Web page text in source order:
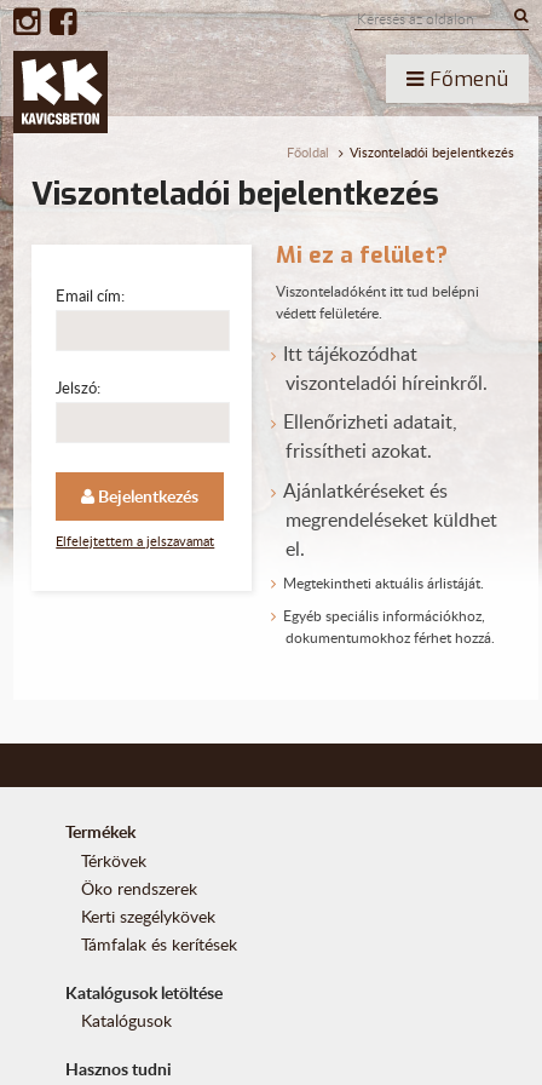
Főmenü
Főoldal Viszonteladói bejelentkezés
Viszonteladói bejelentkezés
Email cím:
Jelszó:
Bejelentkezés
Elfelejtettem a jelszavamat
Mi ez a felület?
Viszonteladóként itt tud belépni
védett felületére.
Itt tájékozódhat
viszonteladói híreinkről.
Ellenőrizheti adatait,
frissítheti azokat.
Ajánlatkéréseket és
megrendeléseket küldhet
el.
Megtekintheti aktuális árlistáját.
Egyéb speciális információkhoz,
dokumentumokhoz férhet hozzá.
Termékek
Térkövek
Öko rendszerek
Kerti szegélykövek
Támfalak és kerítések
Katalógusok letöltése
Katalógusok
Hasznos tudni